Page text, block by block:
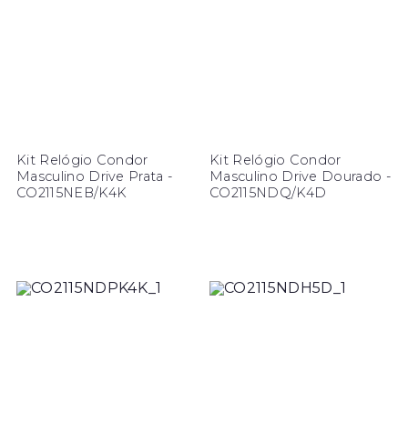
Kit Relógio Condor
Masculino Drive Prata -
CO2115NEB/K4K
Kit Relógio Condor
Masculino Drive Dourado -
CO2115NDQ/K4D